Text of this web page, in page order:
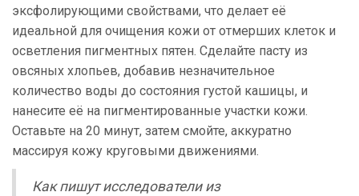
эксфолирующими свойствами, что делает её
идеальной для очищения кожи от отмерших клеток и
осветления пигментных пятен. Сделайте пасту из
овсяных хлопьев, добавив незначительное
количество воды до состояния густой кашицы, и
нанесите её на пигментированные участки кожи.
Оставьте на 20 минут, затем смойте, аккуратно
массируя кожу круговыми движениями.
Как пишут исследователи из